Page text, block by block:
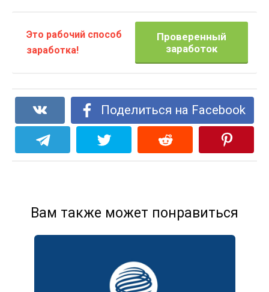
Это рабочий способ
заработка!
Проверенный
заработок
Поделиться на Facebook
Вам также может понравиться